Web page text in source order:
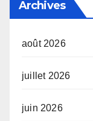
Archives
août 2026
juillet 2026
juin 2026